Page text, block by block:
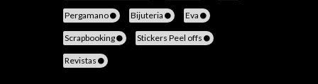
Pergamano Bijuteria Eva
Scrapbooking Stickers Peel offs
Revistas